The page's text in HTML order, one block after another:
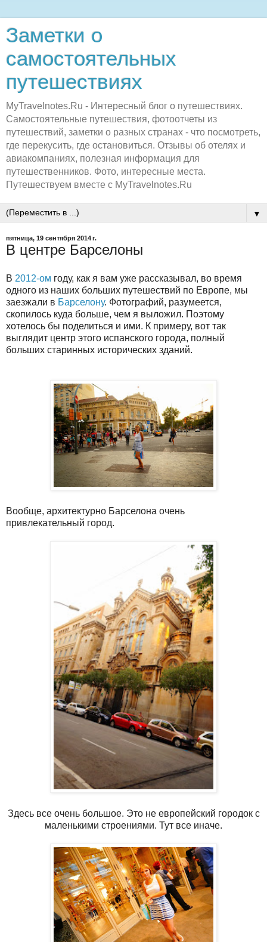
Заметки о
самостоятельных
путешествиях
MyTravelnotes.Ru - Интересный блог о путешествиях.
Самостоятельные путешествия, фотоотчеты из
путешествий, заметки о разных странах - что посмотреть,
где перекусить, где остановиться. Отзывы об отелях и
авиакомпаниях, полезная информация для
путешественников. Фото, интересные места.
Путешествуем вместе с MyTravelnotes.Ru
▼
пятница, 19 сентября 2014 г.
В центре Барселоны
В 2012-ом году, как я вам уже рассказывал, во время
одного из наших больших путешествий по Европе, мы
заезжали в Барселону. Фотографий, разумеется,
скопилось куда больше, чем я выложил. Поэтому
хотелось бы поделиться и ими. К примеру, вот так
выглядит центр этого испанского города, полный
больших старинных исторических зданий.
Вообще, архитектурно Барселона очень
привлекательный город.
Здесь все очень большое. Это не европейский городок с
маленькими строениями. Тут все иначе.